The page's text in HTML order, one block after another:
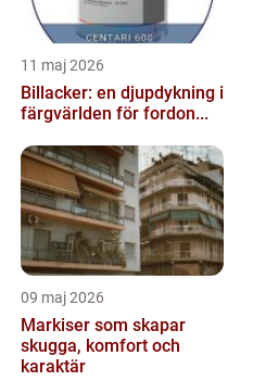
11 maj 2026
Billacker: en djupdykning i
färgvärlden för fordon...
09 maj 2026
Markiser som skapar
skugga, komfort och
karaktär